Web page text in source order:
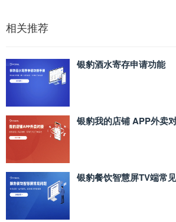
相关推荐
银豹酒水寄存申请功能
银豹我的店铺 APP外卖
银豹餐饮智慧屏TV端常